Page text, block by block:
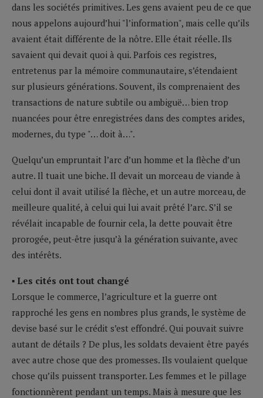
dans les sociétés primitives. Les gens avaient peu de ce que
nous appelons aujourd’hui "l’information", mais celle qu’ils
avaient était différente de la nôtre. Elle était réelle. Ils
savaient qui devait quoi à qui. Parfois ces registres,
entretenus par la mémoire communautaire, s’étendaient
sur plusieurs générations. Souvent, ils comprenaient des
transactions de nature subtile ou ambiguë… bien trop
nuancées pour être enregistrées dans des comptes arides,
modernes, du type "… doit à…".
Quelqu’un empruntait l’arc d’un homme et la flèche d’un
autre. Il tuait une biche. Il devait un morceau de viande à
celui dont il avait utilisé la flèche, et un autre morceau, de
meilleure qualité, à celui qui lui avait prêté l’arc. S’il se
révélait incapable de fournir cela, la dette pouvait être
prorogée, peut-être jusqu’à la génération suivante, avec
des intérêts.
▪ Les cités ont tout changé
Lorsque le commerce, l’agriculture et la guerre ont
rapproché les gens en nombres plus grands, le système de
devise basé sur le crédit s’est effondré. Qui pouvait suivre
autant de détails ? De plus, les soldats devaient être payés
avec autre chose que des promesses. Ils voulaient quelque
chose qu’ils puissent transporter. Les femmes et le pillage
fonctionnèrent pendant un temps. Mais à mesure que les